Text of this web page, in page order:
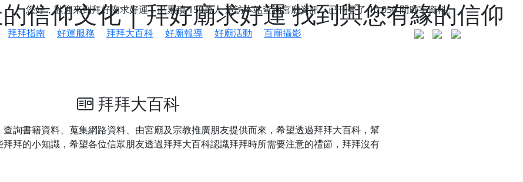
信仰文化 | 拜好廟求好運 找到與您有緣的信仰
您好，歡迎來到拜好廟求好運，已累積150萬人造訪本站查詢宮廟資訊，已刊登了10,050間廟宇資料。
拜拜指南 好運服務 拜拜大百科 好廟報導 好廟活動 百廟攝影
拜拜大百科
詢書籍資料、蒐集網路資料、由宮廟及宗教推廣朋友提供而來，希望透過拜拜大百科，幫
拜的小知識，希望各位信眾朋友透過拜拜大百科認識拜拜時所需要注意的禮節，拜拜沒有